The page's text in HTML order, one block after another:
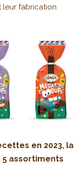
leur fabrication
en 2023, la
assortiments